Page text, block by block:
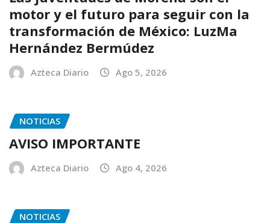
motor y el futuro para seguir con la
transformación de México: LuzMa
Hernández Bermúdez
Azteca Diario Ago 5, 2026
NOTICIAS
AVISO IMPORTANTE
Azteca Diario Ago 4, 2026
NOTICIAS